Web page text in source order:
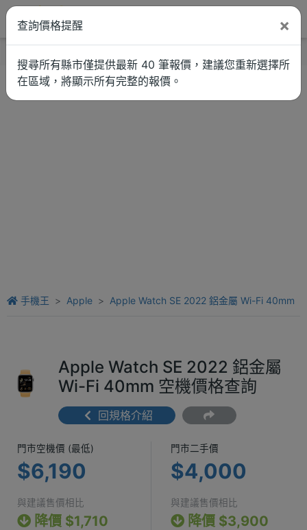
手機王 Apple Apple Watch SE 2022 鋁金屬 Wi-Fi 40mm
Apple Watch SE 2022 鋁金屬
Wi-Fi 40mm 空機價格查詢
回規格介紹
門市空機價 (最低) $6,190
門市空機價 (最低)
$6,190
與建議售價相比
降價 $1,710
門市二手價
門市二手價
$4,000
與建議售價相比
降價 $3,900
查詢價格提醒 ×
搜尋所有縣市僅提供最新 40 筆報價，建議您重新選擇所
在區域，將顯示所有完整的報價。